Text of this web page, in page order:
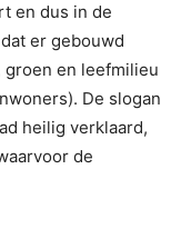
en dus in de
er gebouwd
en leefmilieu
De slogan
heilig verklaard,
de